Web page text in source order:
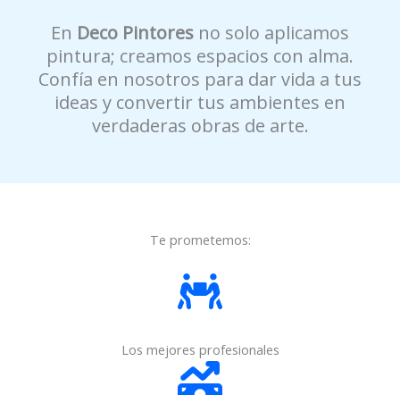
En Deco Pintores no solo aplicamos
pintura; creamos espacios con alma.
Confía en nosotros para dar vida a tus
ideas y convertir tus ambientes en
verdaderas obras de arte.
Te prometemos:
Los mejores profesionales